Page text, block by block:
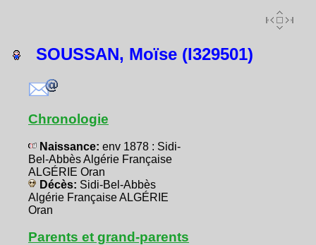
SOUSSAN, Moïse (I329501)
Chronologie
Naissance: env 1878 : Sidi-
Bel-Abbès Algérie Française
ALGÉRIE Oran
Décès: Sidi-Bel-Abbès
Algérie Française ALGÉRIE
Oran
Parents et grand-parents